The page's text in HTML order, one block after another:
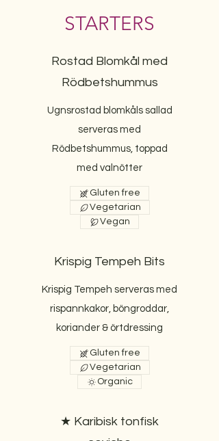
STARTERS
Rostad Blomkål med
Rödbetshummus
Ugnsrostad blomkåls sallad
serveras med
Rödbetshummus, toppad
Gluten free
Vegetarian
Vegan
Krispig Tempeh Bits
Krispig Tempeh serveras med
rispannkakor, böngroddar,
koriander & örtdressing
Gluten free
Vegetarian
Organic
★ Karibisk tonfisk